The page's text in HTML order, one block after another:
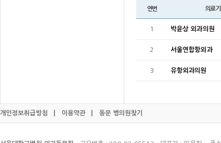
연번 의료
1 박윤상 외과의원
2 서울연합항외과
3 유항외과의원
개인정보취급방침 이용약관| 동문 병의원찾기